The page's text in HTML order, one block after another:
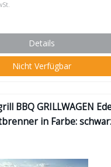
Details
Nicht Verfügbar
BBQ GRILLWAGEN
in Farbe: